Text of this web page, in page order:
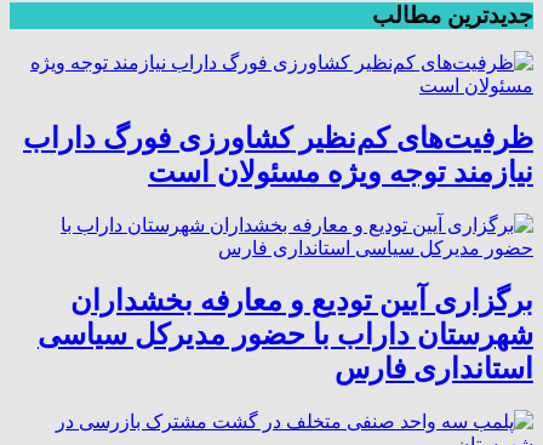
جدیدترین مطالب
ظرفیت‌های کم‌نظیر کشاورزی فورگ داراب
نیازمند توجه ویژه مسئولان است
برگزاری آیین تودیع و معارفه بخشداران
شهرستان داراب با حضور مدیرکل سیاسی
استانداری فارس